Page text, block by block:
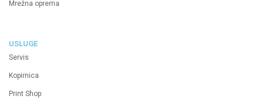
Mrežna oprema
USLUGE
Servis
Kopirnica
Print Shop